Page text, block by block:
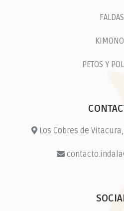
FALDAS
PETOS Y
Los Cobres de